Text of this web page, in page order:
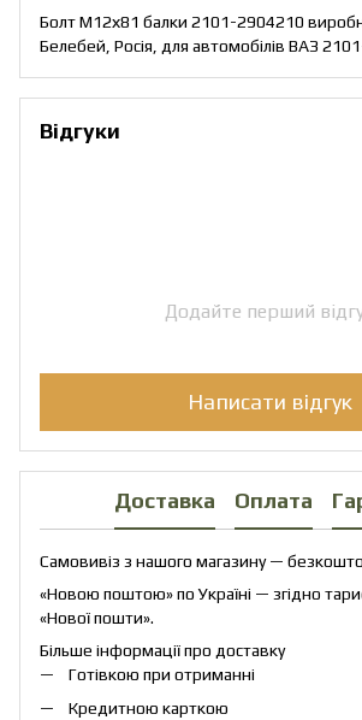
Болт М12х81 балки 2101-2904210
Белебей, Росія, для автомобілів ВАЗ
Відгуки
Додайте перший
Написати відгук
Доставка Оплата
Самовивіз з нашого магазину —
«Новою поштою» по Україні — згідно
«Нової пошти».
Більше інформації про доставку
Готівкою при отриманні
Кредитною карткою